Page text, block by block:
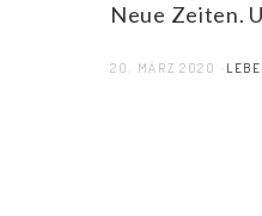
Neue Zeiten.
20. MÄRZ 2020